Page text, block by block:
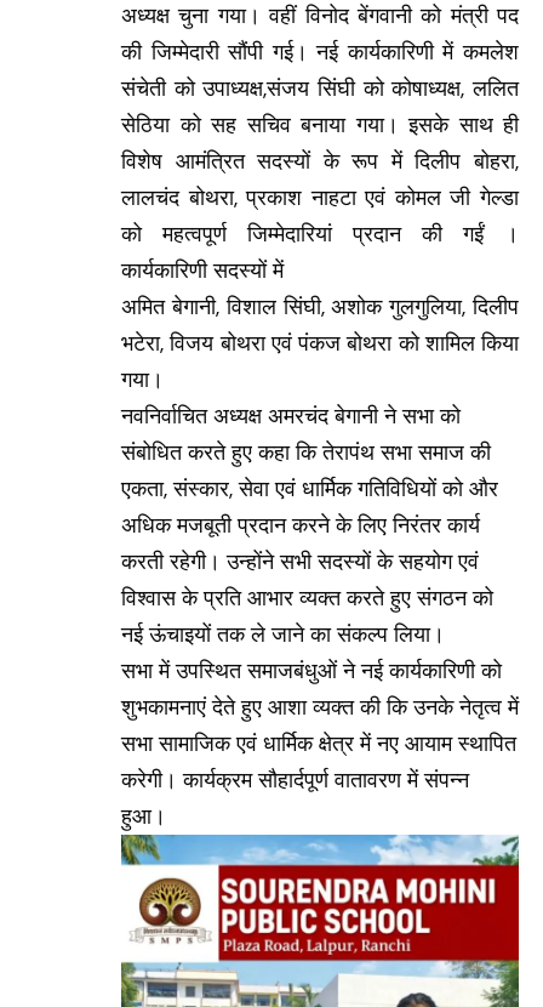
अध्यक्ष चुना गया। वहीं विनोद बेंगवानी को मंत्री पद
की जिम्मेदारी सौंपी गई। नई कार्यकारिणी में कमलेश
संचेती को उपाध्यक्ष,संजय सिंघी को कोषाध्यक्ष, ललित
सेठिया को सह सचिव बनाया गया। इसके साथ ही
विशेष आमंत्रित सदस्यों के रूप में दिलीप बोहरा,
लालचंद बोथरा, प्रकाश नाहटा एवं कोमल जी गेल्डा
को महत्वपूर्ण जिम्मेदारियां प्रदान की गईं ।
कार्यकारिणी सदस्यों में
अमित बेगानी, विशाल सिंघी, अशोक गुलगुलिया, दिलीप
भटेरा, विजय बोथरा एवं पंकज बोथरा को शामिल किया
गया।
नवनिर्वाचित अध्यक्ष अमरचंद बेगानी ने सभा को
संबोधित करते हुए कहा कि तेरापंथ सभा समाज की
एकता, संस्कार, सेवा एवं धार्मिक गतिविधियों को और
अधिक मजबूती प्रदान करने के लिए निरंतर कार्य
करती रहेगी। उन्होंने सभी सदस्यों के सहयोग एवं
विश्वास के प्रति आभार व्यक्त करते हुए संगठन को
नई ऊंचाइयों तक ले जाने का संकल्प लिया।
सभा में उपस्थित समाजबंधुओं ने नई कार्यकारिणी को
शुभकामनाएं देते हुए आशा व्यक्त की कि उनके नेतृत्व में
सभा सामाजिक एवं धार्मिक क्षेत्र में नए आयाम स्थापित
करेगी। कार्यक्रम सौहार्दपूर्ण वातावरण में संपन्न
हुआ।